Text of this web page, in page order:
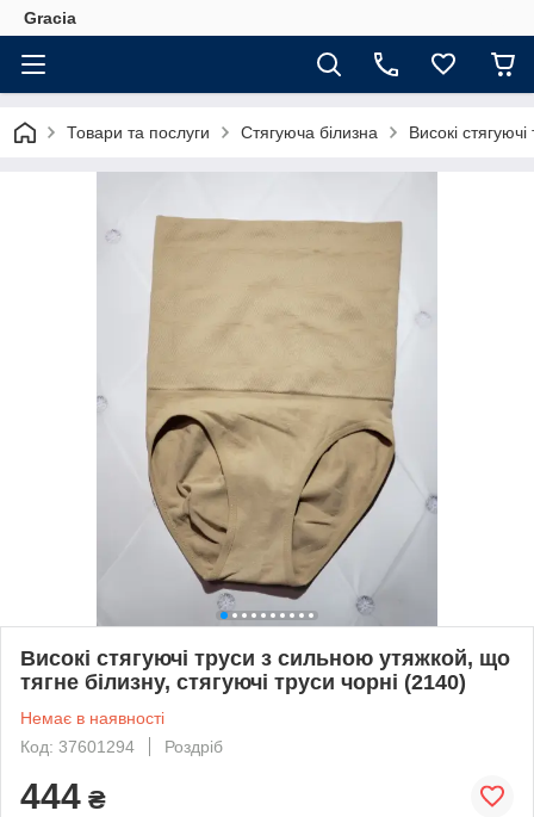
Gracia
Товари та послуги Стягуюча білизна Високі
Високі стягуючі труси з сильною утяжкой, що
тягне білизну, стягуючі труси чорні (2140)
Немає в наявності
Код: 37601294
Роздріб
444 ₴